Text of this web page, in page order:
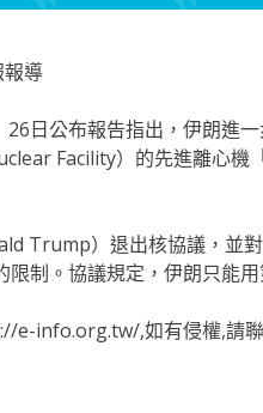
導
日公布報告指出，伊朗進
Facility）的先進離心機
Trump）退出核協議，並
限制。協議規定，伊朗只能
e-info.org.tw/,如有侵權,請